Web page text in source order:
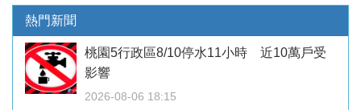
熱門新聞
桃園5行政區8/10停水11小時 近10萬戶受
影響
2026-08-06 18:15